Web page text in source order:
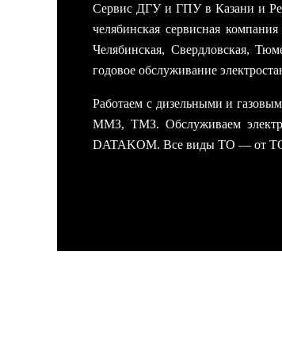
Сервис ДГУ и ГПУ в Казани и
челябинская сервисная
Челябинская, Свердловская,
годовое обслуживание
Работаем с дизельными и
ММЗ, ТМЗ. Обслуживаем
DATAKOM. Все виды ТО — от